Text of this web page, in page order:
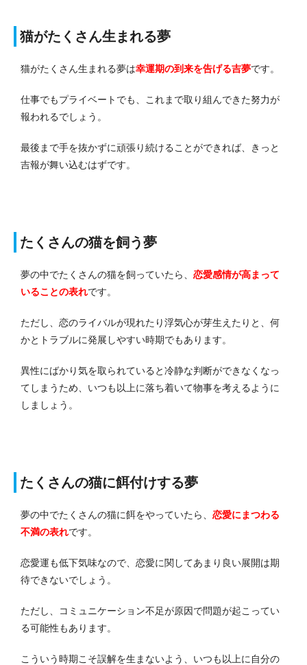
猫がたくさん生まれる夢
猫がたくさん生まれる夢は幸運期の到来を告げる吉夢です。
仕事でもプライベートでも、これまで取り組んできた努力が
報われるでしょう。
最後まで手を抜かずに頑張り続けることができれば、きっと
吉報が舞い込むはずです。
たくさんの猫を飼う夢
夢の中でたくさんの猫を飼っていたら、 恋愛感情が高まって
いることの表れです。
ただし、恋のライバルが現れたり浮気心が芽生えたりと、何
かとトラブルに発展しやすい時期でもあります。
異性にばかり気を取られていると冷静な判断ができなくなっ
てしまうため、いつも以上に落ち着いて物事を考えるように
しましょう。
たくさんの猫に餌付けする夢
夢の中でたくさんの猫に餌をやっていたら、 恋愛にまつわる
不満の表れです。
恋愛運も低下気味なので、恋愛に関してあまり良い展開は期
待できないでしょう。
ただし、コミュニケーション不足が原因で問題が起こってい
る可能性もあります。
こういう時期こそ誤解を生まないよう、いつも以上に自分の